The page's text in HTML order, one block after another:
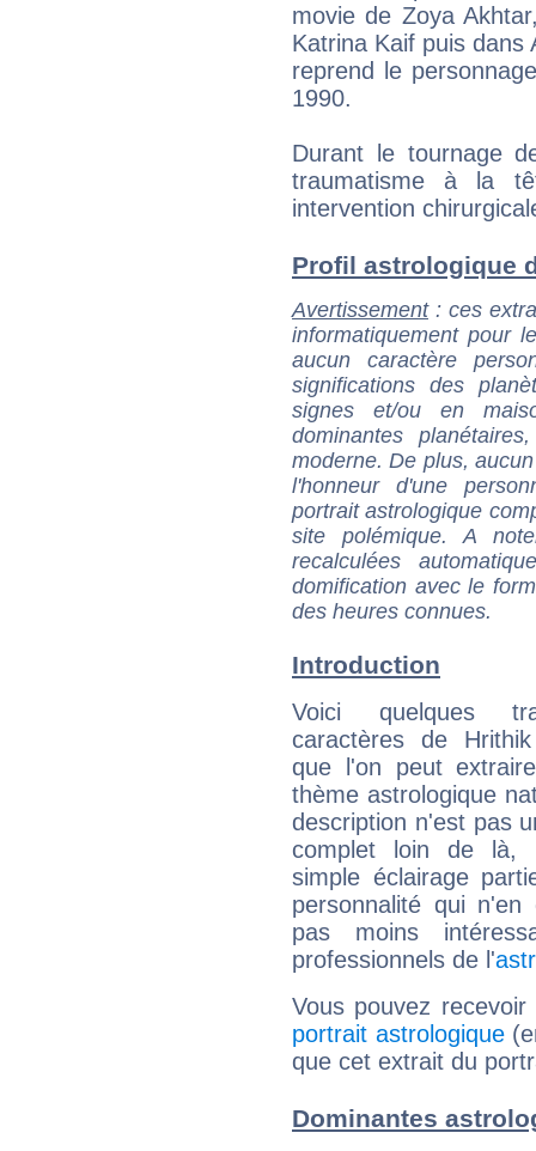
movie de Zoya
Katrina Kaif puis dans
reprend le
1990.
Durant le tournage
traumatisme à la
intervention
Profil astrologique
Avertissement: ces
informatiquement pour
aucun caractère
significations des
signes et/ou en
dominantes
moderne. De plus,
l'honneur d'une
portrait astrologique
site polémique. A
recalculées
domification avec le
des heures connues.
Introduction
Voici quelques
caractères de
que l'on peut
thème astrologique
description n'est pas
complet loin de là,
simple éclairage
personnalité qui n'en
pas moins
professionnels de l'
Vous pouvez
portrait astrologique
que cet extrait du
Dominantes